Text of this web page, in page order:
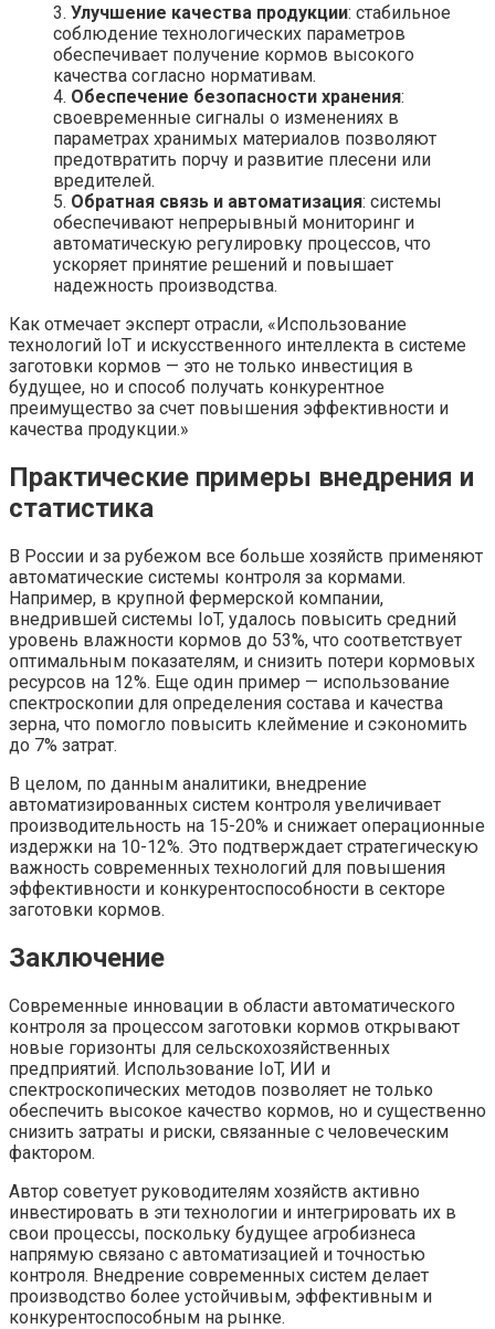
3. Улучшение качества продукции: стабильное
соблюдение технологических параметров
обеспечивает получение кормов высокого
качества согласно нормативам.
4. Обеспечение безопасности хранения:
своевременные сигналы о изменениях в
параметрах хранимых материалов позволяют
предотвратить порчу и развитие плесени или
вредителей.
5. Обратная связь и автоматизация: системы
обеспечивают непрерывный мониторинг и
автоматическую регулировку процессов, что
ускоряет принятие решений и повышает
надежность производства.
Как отмечает эксперт отрасли, «Использование
технологий IoT и искусственного интеллекта в системе
заготовки кормов — это не только инвестиция в
будущее, но и способ получать конкурентное
преимущество за счет повышения эффективности и
качества продукции.»
Практические примеры внедрения и
статистика
В России и за рубежом все больше хозяйств применяют
автоматические системы контроля за кормами.
Например, в крупной фермерской компании,
внедрившей системы IoT, удалось повысить средний
уровень влажности кормов до 53%, что соответствует
оптимальным показателям, и снизить потери кормовых
ресурсов на 12%. Еще один пример — использование
спектроскопии для определения состава и качества
зерна, что помогло повысить клеймение и сэкономить
до 7% затрат.
В целом, по данным аналитики, внедрение
автоматизированных систем контроля увеличивает
производительность на 15-20% и снижает операционные
издержки на 10-12%. Это подтверждает стратегическую
важность современных технологий для повышения
эффективности и конкурентоспособности в секторе
заготовки кормов.
Заключение
Современные инновации в области автоматического
контроля за процессом заготовки кормов открывают
новые горизонты для сельскохозяйственных
предприятий. Использование IoT, ИИ и
спектроскопических методов позволяет не только
обеспечить высокое качество кормов, но и существенно
снизить затраты и риски, связанные с человеческим
фактором.
Автор советует руководителям хозяйств активно
инвестировать в эти технологии и интегрировать их в
свои процессы, поскольку будущее агробизнеса
напрямую связано с автоматизацией и точностью
контроля. Внедрение современных систем делает
производство более устойчивым, эффективным и
конкурентоспособным на рынке.